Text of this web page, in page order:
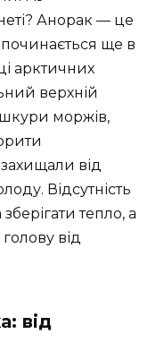
Анорак — це
починається ще в
арктичних
верхній
моржів,
від
Відсутність
тепло, а
від
від